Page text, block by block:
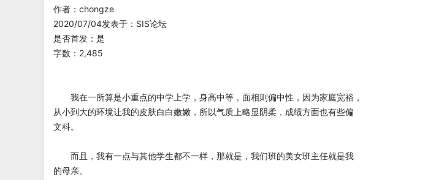
作者：chongze
2020/07/04发表于：SIS论坛
是否首发：是
字数：2,485
我在一所算是小重点的中学上学，身高中等，面相则偏中性，因为家庭宽裕，
从小到大的环境让我的皮肤白白嫩嫩，所以气质上略显阴柔，成绩方面也有些偏
文科。
而且，我有一点与其他学生都不一样，那就是，我们班的美女班主任就是我
的母亲。